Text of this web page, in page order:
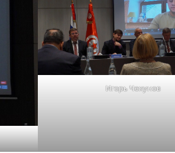
Игорь Чекунов